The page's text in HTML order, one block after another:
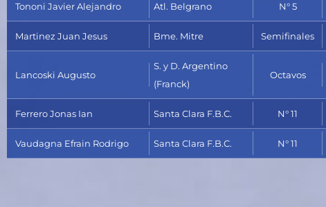
Tononi Javier Alejandro Atl. Belgrano N° 5
Martinez Juan Jesus Bme. Mitre Semifinales
Lancoski Augusto
S. y D. Argentino
(Franck)
Octavos
Ferrero Jonas Ian Santa Clara F.B.C. N° 11
Vaudagna Efrain Rodrigo Santa Clara F.B.C. N° 11